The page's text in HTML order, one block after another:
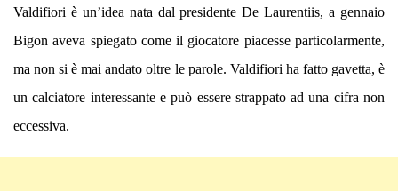
Valdifiori è un’idea nata dal presidente De Laurentiis, a gennaio
Bigon aveva spiegato come il giocatore piacesse particolarmente,
ma non si è mai andato oltre le parole. Valdifiori ha fatto gavetta, è
un calciatore interessante e può essere strappato ad una cifra non
eccessiva.